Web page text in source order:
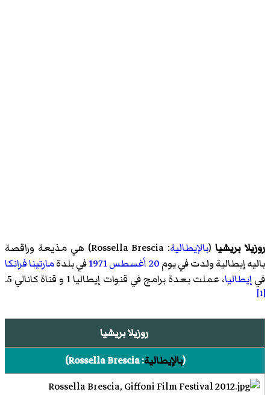
روزيلا بريشيا(بالإيطالية:
Rossella Brescia) هي مذيعة وراقصة
باليه إيطالية ولدت في يوم20 أغسطس 1971في بلدةمارتينا فرانكا
فيإيطاليا، عملت بعدة برامج في قنوات إيطاليا 1 و قناةكانالي 5 .
[1]
روزيلا بريشيا
(بالإيطالية:
Rossella Brescia
)‏